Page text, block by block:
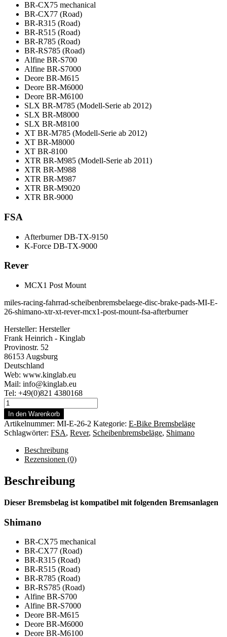
BR-CX75 mechanical
BR-CX77 (Road)
BR-R315 (Road)
BR-R515 (Road)
BR-R785 (Road)
BR-RS785 (Road)
Alfine BR-S700
Alfine BR-S7000
Deore BR-M615
Deore BR-M6000
Deore BR-M6100
SLX BR-M785 (Modell-Serie ab 2012)
SLX BR-M8000
SLX BR-M8100
XT BR-M785 (Modell-Serie ab 2012)
XT BR-M8000
XT BR-8100
XTR BR-M985 (Modell-Serie ab 2011)
XTR BR-M988
XTR BR-M987
XTR BR-M9020
XTR BR-9000
FSA
Afterburner DB-TX-9150
K-Force DB-TX-9000
Rever
MCX1 Post Mount
miles-racing-fahrrad-scheibenbremsbelaege-disc-brake-pads-MI-E-
26-shimano-xtr-xt-rever-mcx1-post-mount-fsa-afterburner
Hersteller: Hersteller
Frank Heinrich - Kinglab
Provinostr. 52
86153 Augsburg
Deutschland
Web: www.kinglab.eu
Mail: info@kinglab.eu
Tel: +49(0)821 4380168
Miles
Racing
Scheibenbremsbeläge
Rever
MCX1
Post
Mount
Menge
In den Warenkorb
Artikelnummer: MI-E-26-2 Kategorie: E-Bike Bremsbeläge
Schlagwörter: FSA, Rever, Scheibenbremsbeläge, Shimano
Beschreibung
Rezensionen (0)
Beschreibung
Dieser Bremsbelag ist kompatibel mit folgenden Bremsanlagen
Shimano
BR-CX75 mechanical
BR-CX77 (Road)
BR-R315 (Road)
BR-R515 (Road)
BR-R785 (Road)
BR-RS785 (Road)
Alfine BR-S700
Alfine BR-S7000
Deore BR-M615
Deore BR-M6000
Deore BR-M6100